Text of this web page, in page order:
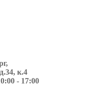
к.4
- 17:00